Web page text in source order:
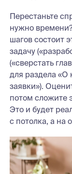
Перестаньте
нужно
шагов состоит
задачу
(«сверстать
для раздела «О
заявки»).
потом сложите
Это и будет
с потолка, а на